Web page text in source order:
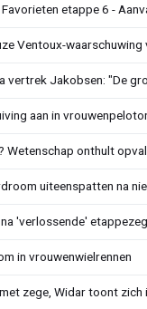
etappe 6 -
Ventoux-
vertrek Jakobsen: "De
aan in
Wetenschap onthult
uiteenspatten na
'verlossende'
in vrouwenwielrennen
zege, Widar toont zich